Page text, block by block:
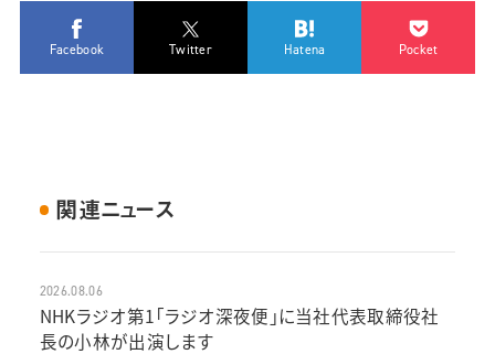
Facebook Twitter Hatena Pocket
関連ニュース
2026.08.06
NHKラジオ第1「ラジオ深夜便」に当社代表取締役社
長の小林が出演します